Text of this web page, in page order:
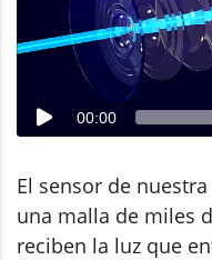
00:00
El sensor de
una malla de miles
reciben la luz que